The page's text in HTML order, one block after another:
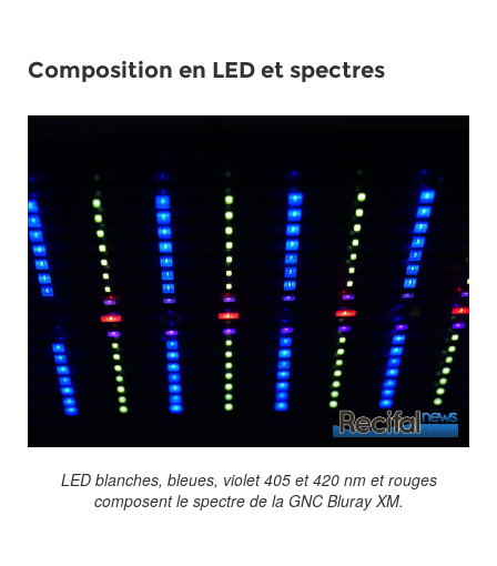
Composition en LED et spectres
LED blanches, bleues, violet 405 et 420 nm et rouges
composent le spectre de la GNC Bluray XM.